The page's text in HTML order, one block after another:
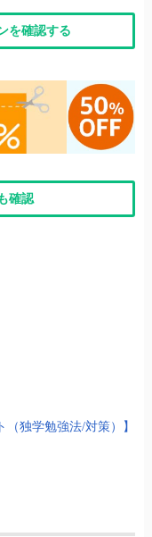
を確認する
確認
（独学勉強法/対策）】